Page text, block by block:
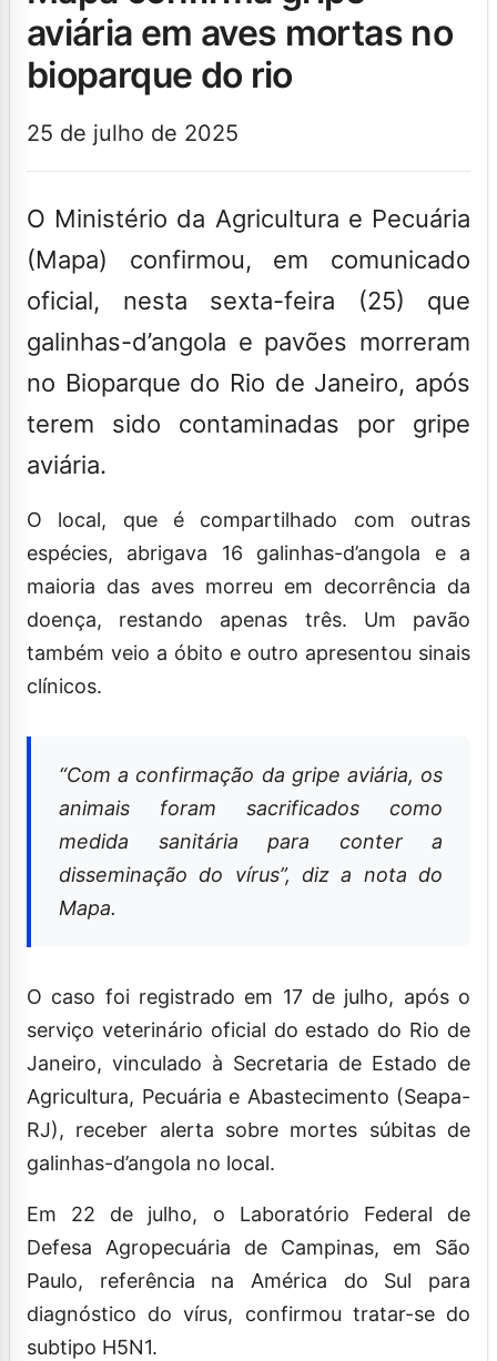
aviária em aves mortas no
bioparque do rio
25 de julho de 2025
O Ministério da Agricultura e Pecuária
(Mapa) confirmou, em comunicado
oficial, nesta sexta-feira (25) que
galinhas-d’angola e pavões morreram
no Bioparque do Rio de Janeiro, após
terem sido contaminadas por gripe
aviária.
O local, que é compartilhado com outras
espécies, abrigava 16 galinhas-d’angola e a
maioria das aves morreu em decorrência da
doença, restando apenas três. Um pavão
também veio a óbito e outro apresentou sinais
clínicos.
“Com a confirmação da gripe aviária, os
animais foram sacrificados como
medida sanitária para conter a
disseminação do vírus”, diz a nota do
Mapa.
O caso foi registrado em 17 de julho, após o
serviço veterinário oficial do estado do Rio de
Janeiro, vinculado à Secretaria de Estado de
Agricultura, Pecuária e Abastecimento (Seapa-
RJ), receber alerta sobre mortes súbitas de
galinhas-d’angola no local.
Em 22 de julho, o Laboratório Federal de
Defesa Agropecuária de Campinas, em São
Paulo, referência na América do Sul para
diagnóstico do vírus, confirmou tratar-se do
subtipo H5N1.